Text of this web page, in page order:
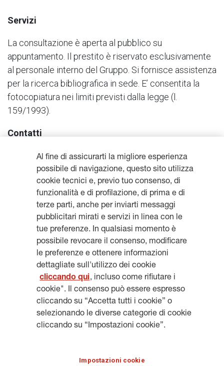
Servizi
La consultazione è aperta al pubblico su
appuntamento. Il prestito è riservato esclusivamente
al personale interno del Gruppo. Si fornisce assistenza
per la ricerca bibliografica in sede. E’ consentita la
fotocopiatura nei limiti previsti dalla legge (l.
159/1993).
Contatti
heritage@generali.com
Resta aggiornato, iscriviti alla
newsletter
ISCRIVITI
COOKIES PRIVACY & GDPR
Al fine di assicurarti la migliore esperienza
possibile di navigazione, questo sito utilizza
cookie tecnici e, previo tuo consenso, di
funzionalità e di profilazione, di prima e di
terze parti, anche per inviarti messaggi
pubblicitari mirati e servizi in linea con le
tue preferenze. In qualsiasi momento è
possibile revocare il consenso, modificare
le preferenze e ottenere informazioni
dettagliate sull'utilizzo dei cookie
cliccando qui, incluso come rifiutare i
cookie". Il consenso può essere espresso
cliccando su “Accetta tutti i cookie” o
selezionando le diverse categorie di cookie
cliccando su “Impostazioni cookie”.
Impostazioni cookie